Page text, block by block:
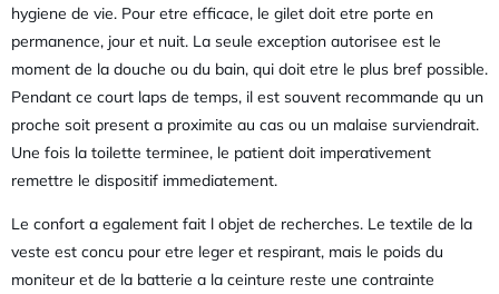
hygiene de vie. Pour etre efficace, le gilet doit etre porte en
permanence, jour et nuit. La seule exception autorisee est le
moment de la douche ou du bain, qui doit etre le plus bref possible.
Pendant ce court laps de temps, il est souvent recommande qu un
proche soit present a proximite au cas ou un malaise surviendrait.
Une fois la toilette terminee, le patient doit imperativement
remettre le dispositif immediatement.
Le confort a egalement fait l objet de recherches. Le textile de la
veste est concu pour etre leger et respirant, mais le poids du
moniteur et de la batterie a la ceinture reste une contrainte